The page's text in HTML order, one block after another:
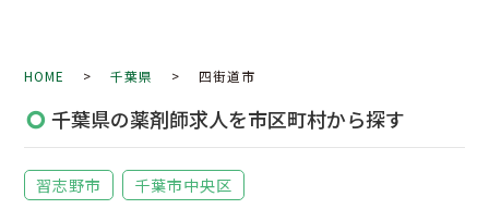
HOME >千葉県 > 四街道市
千葉県の薬剤師求人を市区町村から探す
習志野市 千葉市中央区